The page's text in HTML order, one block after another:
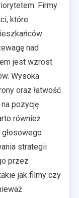
Firmy
które
nad
jest wzrost
Wysoka
oraz łatwość
pozycję
również
strategii
przez
jak filmy czy